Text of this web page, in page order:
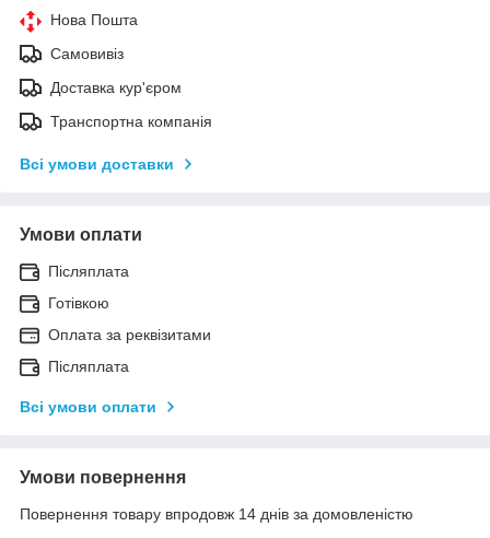
Нова Пошта
Самовивіз
Доставка кур'єром
Транспортна компанія
Всі умови доставки
Умови оплати
Післяплата
Готівкою
Оплата за реквізитами
Післяплата
Всі умови оплати
Умови повернення
Повернення товару впродовж 14 днів за домовленістю